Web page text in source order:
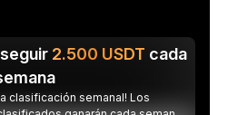
2.500 USDT cada
clasificación semanal! Los